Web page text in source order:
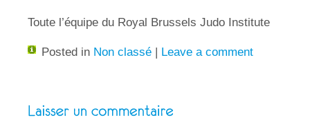
Toute l’équipe du Royal Brussels Judo Institute
Posted in Non classé | Leave a comment